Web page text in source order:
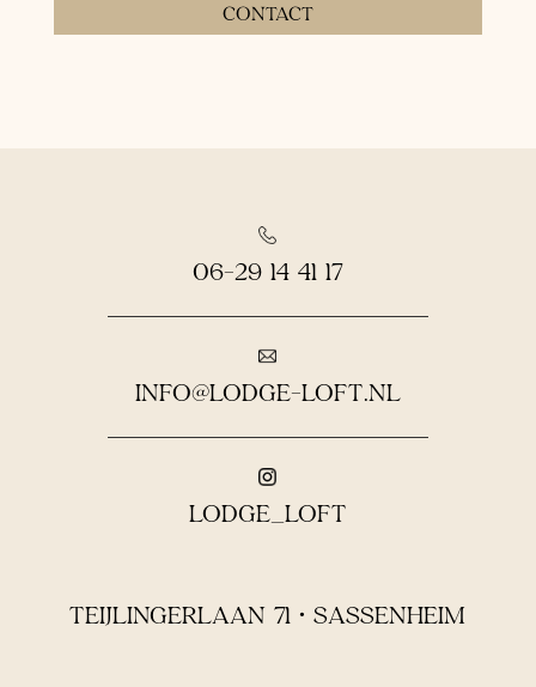
CONTACT
06-29 14 41 17
INFO@LODGE-LOFT.NL
LODGE_LOFT
TEIJLINGERLAAN 71 • SASSENHEIM